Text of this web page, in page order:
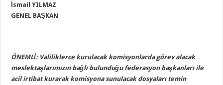
İsmail YILMAZ
GENEL BAŞKAN
ÖNEMLİ: Valiliklerce kurulacak komisyonlarda görev alacak
meslektaşlarımızın bağlı bulunduğu federasyon başkanları ile
acil irtibat kurarak komisyona sunulacak dosyaları temin